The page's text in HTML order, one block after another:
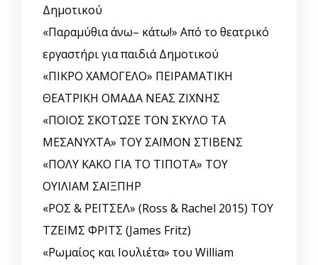
Δημοτικού
«Παραμύθια άνω– κάτω!» Από το θεατρικό
εργαστήρι για παιδιά Δημοτικού
«ΠΙΚΡΟ ΧΑΜΟΓΕΛΟ» ΠΕΙΡΑΜΑΤΙΚΗ
ΘΕΑΤΡΙΚΗ ΟΜΑΔΑ ΝΕΑΣ ΖΙΧΝΗΣ
«ΠΟΙΟΣ ΣΚΟΤΩΣΕ ΤΟΝ ΣΚΥΛΟ ΤΑ
ΜΕΣΑΝΥΧΤΑ» ΤΟΥ ΣΑΪΜΟΝ ΣΤΙΒΕΝΣ
«ΠΟΛΥ ΚΑΚΟ ΓΙΑ ΤΟ ΤΙΠΟΤΑ» ΤΟΥ
ΟΥΙΛΙΑΜ ΣΑΙΞΠΗΡ
«ΡΟΣ & ΡΕΪΤΣΕΛ» (Ross & Rachel 2015) ΤΟΥ
ΤΖΕΙΜΣ ΦΡΙΤΣ (James Fritz)
«Ρωμαίος και Ιουλιέτα» του William